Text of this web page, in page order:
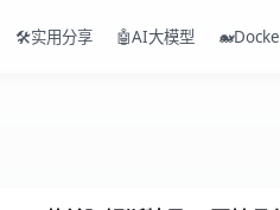
🛠️实用分享 🤖AI大模型